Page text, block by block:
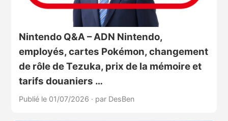
Nintendo Q&A – ADN Nintendo,
employés, cartes Pokémon, changement
de rôle de Tezuka, prix de la mémoire et
tarifs douaniers …
Publié le 01/07/2026 · par DesBen